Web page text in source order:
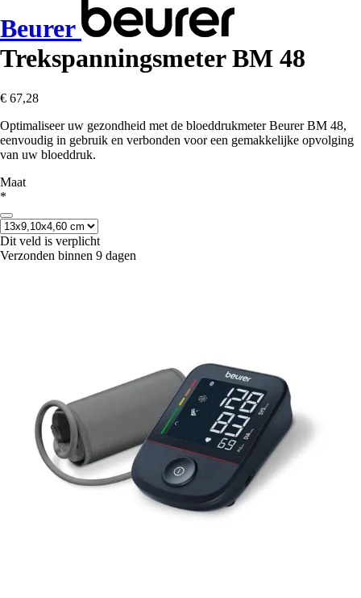
Beurer
Trekspanningsmeter BM 48
€ 67,28
Optimaliseer uw gezondheid met de bloeddrukmeter Beurer BM 48,
eenvoudig in gebruik en verbonden voor een gemakkelijke opvolging
van uw bloeddruk.
Maat
*
Dit veld is verplicht
Verzonden binnen 9 dagen